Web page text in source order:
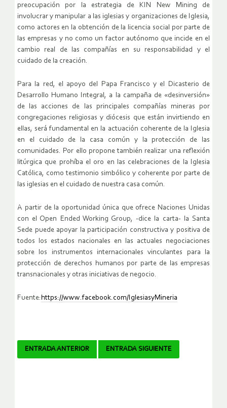
preocupación por la estrategia de KIN New Mining de
involucrar y manipular a las iglesias y organizaciones de Iglesia,
como actores en la obtención de la licencia social por parte de
las empresas y no como un factor autónomo que incide en el
cambio real de las compañías en su responsabilidad y el
cuidado de la creación.
Para la red, el apoyo del Papa Francisco y el Dicasterio de
Desarrollo Humano Integral, a la campaña de «desinversión»
de las acciones de las principales compañías mineras por
congregaciones religiosas y diócesis que están invirtiendo en
ellas, será fundamental en la actuación coherente de la Iglesia
en el cuidado de la casa común y la protección de las
comunidades. Por ello propone también realizar una reflexión
litúrgica que prohíba el oro en las celebraciones de la Iglesia
Católica, como testimonio simbólico y coherente por parte de
las iglesias en el cuidado de nuestra casa común.
A partir de la oportunidad única que ofrece Naciones Unidas
con el Open Ended Working Group, -dice la carta- la Santa
Sede puede apoyar la participación constructiva y positiva de
todos los estados nacionales en las actuales negociaciones
sobre los instrumentos internacionales vinculantes para la
protección de derechos humanos por parte de las empresas
transnacionales y otras iniciativas de negocio.
Fuente: https://www.facebook.com/IglesiasyMineria
Navegador
ENTRADA ANTERIOR ENTRADA SIGUIENTE